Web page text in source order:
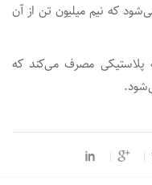
می‌شود که نیم میلیون تن از آن
پلاستیکی مصرف می‌کند که